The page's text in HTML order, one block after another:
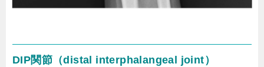
DIP関節（distal interphalangeal joint）